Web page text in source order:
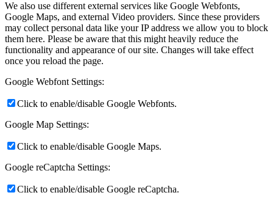
We also use different external services like Google Webfonts,
Google Maps, and external Video providers. Since these providers
may collect personal data like your IP address we allow you to block
them here. Please be aware that this might heavily reduce the
functionality and appearance of our site. Changes will take effect
once you reload the page.
Google Webfont Settings:
Click to enable/disable Google Webfonts.
Google Map Settings:
Click to enable/disable Google Maps.
Google reCaptcha Settings:
Click to enable/disable Google reCaptcha.